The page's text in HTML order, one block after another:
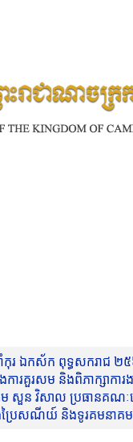
រ ឯកស័ក ពុទ្ធសករាជ ២៥
គួរសម និងពិភាក្សាការ
សួន វិសាល ប្រធានគណៈ
សួងប្រៃសណីយ៍ និងទូរគមន